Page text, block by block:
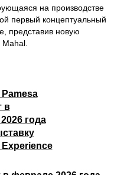
на производстве
первый концептуальный
представив новую